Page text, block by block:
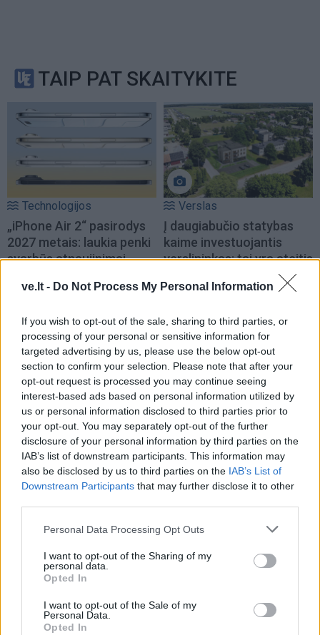
ve.lt - Do Not Process My Personal Information
If you wish to opt-out of the sale, sharing to third parties, or
processing of your personal or sensitive information for
targeted advertising by us, please use the below opt-out
section to confirm your selection. Please note that after your
opt-out request is processed you may continue seeing
interest-based ads based on personal information utilized by
us or personal information disclosed to third parties prior to
your opt-out. You may separately opt-out of the further
disclosure of your personal information by third parties on the
IAB’s list of downstream participants. This information may
also be disclosed by us to third parties on the IAB’s List of
Downstream Participants that may further disclose it to other
Personal Data Processing Opt Outs
I want to opt-out of the Sharing of my
personal data.
Opted In
I want to opt-out of the Sale of my
Personal Data.
Opted In
TAIP PAT SKAITYKITE
Technologijos
„iPhone Air 2“ pasirodys
2027 metais: laukia penki
svarbūs atnaujinimai
Verslas
Į daugiabučio statybas
kaime investuojantis
verslininkas: tai yra ateitis
Verslas
FNTT įšaldė „Mere“
valdytojos lėšas
Auto
Primena, ką būtina žinoti
važiuojant
remontuojamais kelių
ruožais
Kinijos gamintojai veržiasi
į Lietuvos rinką: egzotika
Pensijų pinigai -